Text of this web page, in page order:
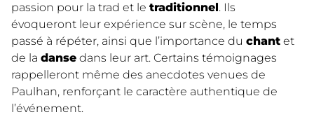
passion pour la trad et le traditionnel. Ils
évoqueront leur expérience sur scène, le temps
passé à répéter, ainsi que l’importance du chant et
de la danse dans leur art. Certains témoignages
rappelleront même des anecdotes venues de
Paulhan, renforçant le caractère authentique de
l’événement.